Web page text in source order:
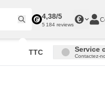
4,38/5
5 184 reviews
€
TTC Service
Contactez-